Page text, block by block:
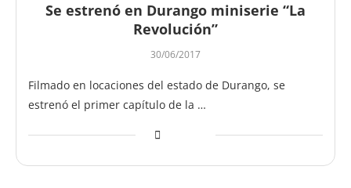
Se estrenó en Durango miniserie “La
Revolución”
30/06/2017
Filmado en locaciones del estado de Durango, se
estrenó el primer capítulo de la …